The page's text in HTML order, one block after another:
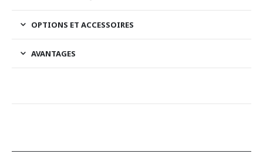
OPTIONS ET ACCESSOIRES
AVANTAGES